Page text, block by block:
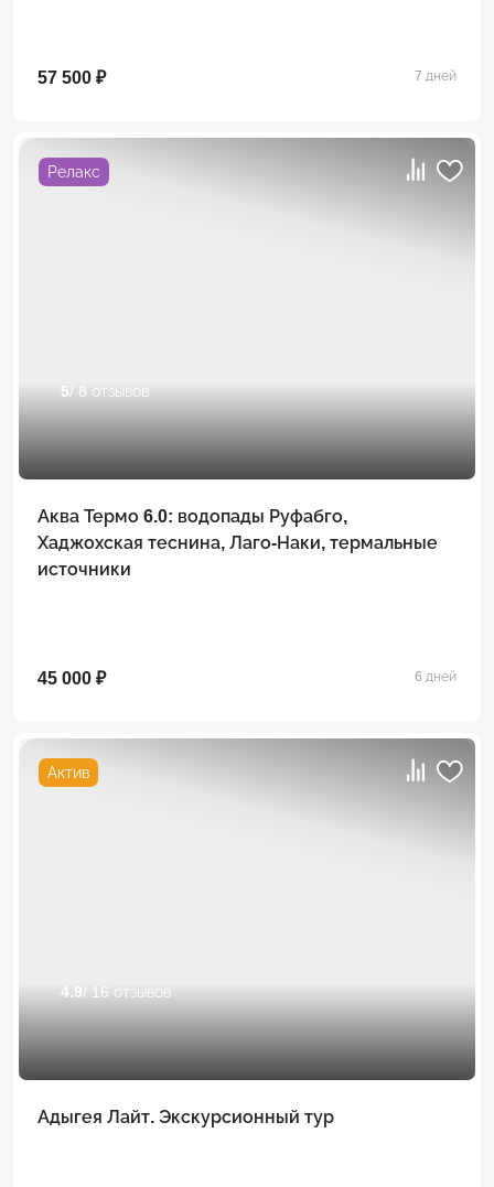
57 500 ₽ 7 дней
Релакс
5/ 8 отзывов
Аква Термо 6.0: водопады Руфабго,
Хаджохская теснина, Лаго-Наки, термальные
источники
45 000 ₽ 6 дней
Актив
4.9/ 16 отзывов
Адыгея Лайт. Экскурсионный тур